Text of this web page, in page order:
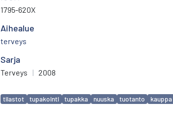
1795-620X
Aihealue
terveys
Sarja
Terveys | 2008
Avainsanat
tilastot tupakointi tupakka nuuska tuotanto kauppa